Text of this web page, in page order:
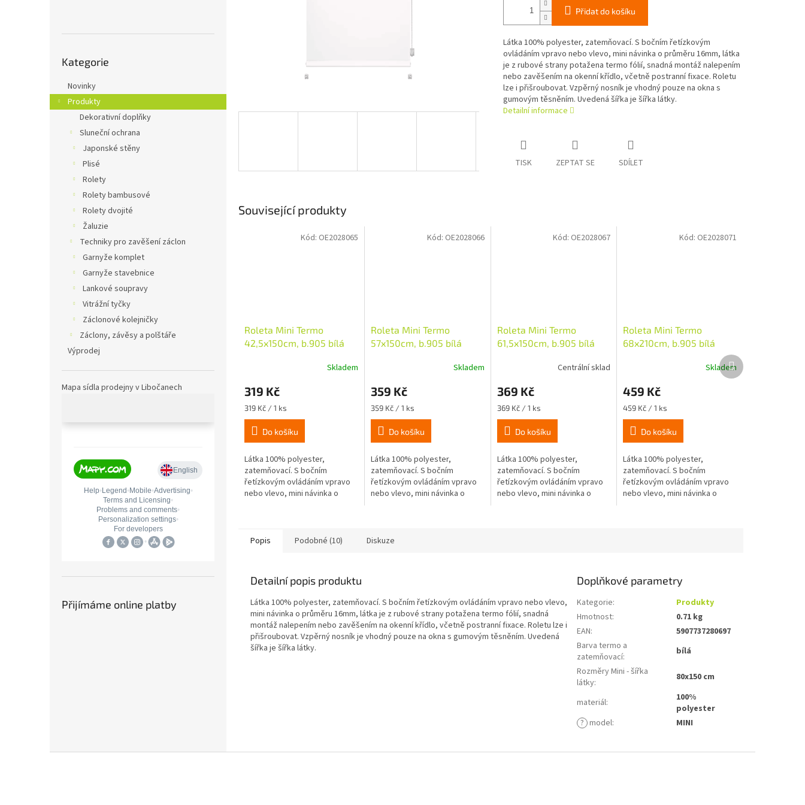
kategorie
Kategorie
Novinky
Produkty
Dekorativní doplňky
Sluneční ochrana
Japonské stěny
Plisé
Rolety
Rolety bambusové
Rolety dvojité
Žaluzie
Techniky pro zavěšení záclon
Garnyže komplet
Garnyže stavebnice
Lankové soupravy
Vitrážní tyčky
Záclonové kolejničky
Záclony, závěsy a polštáře
Výprodej
Mapa sídla prodejny v Libočanech
Přijímáme online platby
Přidat do košíku
Látka 100% polyester, zatemňovací. S bočním řetízkovým
ovládáním vpravo nebo vlevo, mini návinka o průměru 16mm, látka
je z rubové strany potažena termo fólií, snadná montáž nalepením
nebo zavěšením na okenní křídlo, včetně postranní fixace. Roletu
lze i přišroubovat. Vzpěrný nosník je vhodný pouze na okna s
gumovým těsněním. Uvedená šířka je šířka látky.
Detailní informace
TISK ZEPTAT SE SDÍLET
Související produkty
Roleta Mini Termo
42,5x150cm, b.905 bílá
Skladem
319 Kč
Měrná
cena:
319 Kč / 1 ks
Do košíku
Látka 100% polyester,
zatemňovací. S bočním
řetízkovým ovládáním vpravo
nebo vlevo, mini návinka o
Kód: OE2028065
Roleta Mini Termo
57x150cm, b.905 bílá
Skladem
359 Kč
Měrná
cena:
359 Kč / 1 ks
Do košíku
Látka 100% polyester,
zatemňovací. S bočním
řetízkovým ovládáním vpravo
nebo vlevo, mini návinka o
Kód: OE2028066
Roleta Mini Termo
61,5x150cm, b.905 bílá
Centrální sklad
369 Kč
Měrná
cena:
369 Kč / 1 ks
Do košíku
Látka 100% polyester,
zatemňovací. S bočním
řetízkovým ovládáním vpravo
nebo vlevo, mini návinka o
Kód: OE2028067
Roleta Mini Termo
68x210cm, b.905 bílá
Skladem
459 Kč
Měrná
cena:
459 Kč / 1 ks
Do košíku
Látka 100% polyester,
zatemňovací. S bočním
řetízkovým ovládáním vpravo
nebo vlevo, mini návinka o
Kód: OE2028071
Další
produkt
Popis Podobné (10) Diskuze
Detailní popis produktu
Látka 100% polyester, zatemňovací. S bočním řetízkovým ovládáním vpravo nebo vlevo,
mini návinka o průměru 16mm, látka je z rubové strany potažena termo fólií, snadná
montáž nalepením nebo zavěšením na okenní křídlo, včetně postranní fixace. Roletu lze i
přišroubovat. Vzpěrný nosník je vhodný pouze na okna s gumovým těsněním. Uvedená
šířka je šířka látky.
Doplňkové parametry
Kategorie:
Produkty
Hmotnost:
0.71 kg
EAN:
5907737280697
Barva termo a
zatemňovací:
bílá
Rozměry Mini - šířka
látky: 80x150 cm
materiál:
100%
polyester
? model: MINI